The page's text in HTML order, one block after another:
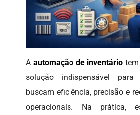
Aautomação de inventário
solução indispensável para
buscam eficiência, precisão e
operacionais. Na prática,